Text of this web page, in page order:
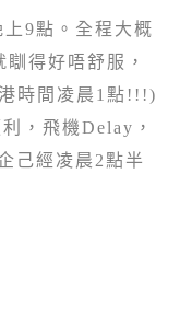
9點。全程大概
得好唔舒服，
時間凌晨 1 點 !!!)
，飛機Delay ，
己經凌晨 2 點半